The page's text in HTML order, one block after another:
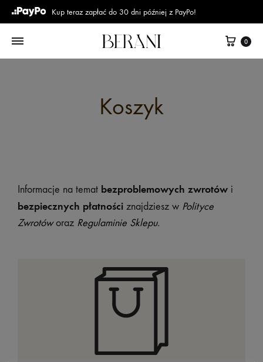
Kup teraz zapłać do 30 dni później z PayPo!
0
Koszyk
Informacje na temat bezproblemowych zwrotów i
bezpiecznych płatności znajdziesz w Polityce
Zwrotów oraz Regulaminie Sklepu.